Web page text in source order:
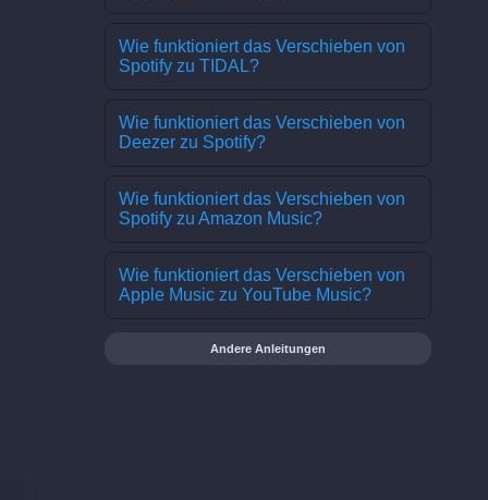
Wie funktioniert das Verschieben von
Spotify zu TIDAL?
Wie funktioniert das Verschieben von
Deezer zu Spotify?
Wie funktioniert das Verschieben von
Spotify zu Amazon Music?
Wie funktioniert das Verschieben von
Apple Music zu YouTube Music?
Andere Anleitungen